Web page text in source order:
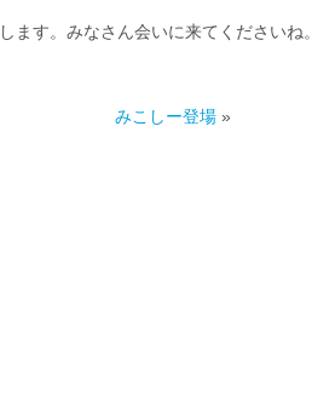
す。みなさん会いに来てくださいね。
みこしー登場»